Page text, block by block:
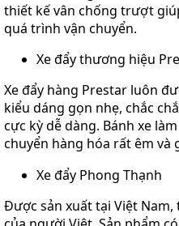
thiết kế vân chống trượt
quá trình vận chuyển.
Xe đẩy thương hiệu
Xe đẩy hàng Prestar luôn
kiểu dáng gọn nhẹ, chắc
cực kỳ dễ dàng. Bánh xe
chuyển hàng hóa rất êm và
Xe đẩy Phong Thạnh
Được sản xuất tại Việt